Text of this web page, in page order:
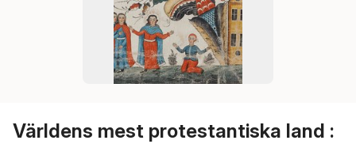
Världens mest protestantiska land :